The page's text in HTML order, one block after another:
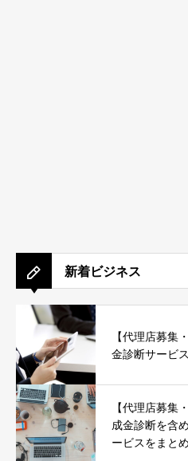
新着ビジネス
【代理店募集
金診断サービ
【代理店募集
成金診断を含
ービスをまと